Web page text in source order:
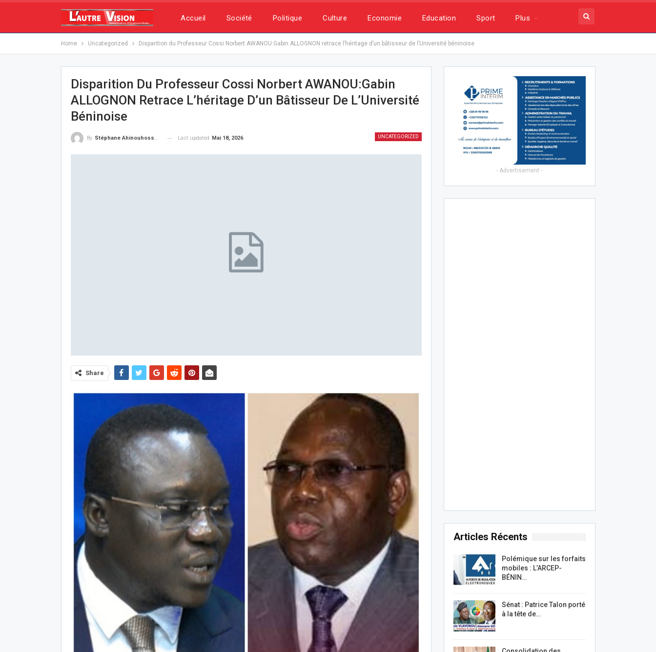
Accueil Société Politique Culture Economie Education Sport Plus
Home Uncategorized Disparition du Professeur Cossi Norbert AWANOU:Gabin ALLOGNON retrace l’héritage d’un bâtisseur de l’Université béninoise
Disparition Du Professeur Cossi Norbert AWANOU:Gabin
ALLOGNON Retrace L’héritage D’un Bâtisseur De L’Université
Béninoise
UNCATEGORIZED
By Stéphane Ahinouhossou Last updated Mai 18, 2026
Share
- Advertisement -
Articles Récents
Polémique sur les forfaits
mobiles : L’ARCEP-
BÉNIN…
Sénat : Patrice Talon porté
à la tête de…